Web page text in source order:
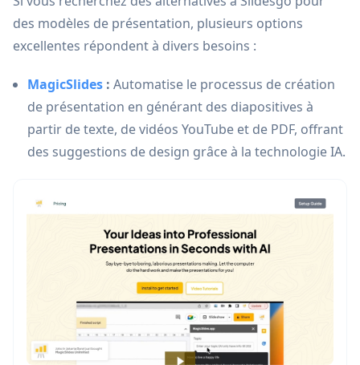
des modèles de présentation, plusieurs options
excellentes répondent à divers besoins :
MagicSlides : Automatise le processus de création
de présentation en générant des diapositives à
partir de texte, de vidéos YouTube et de PDF, offrant
des suggestions de design grâce à la technologie IA.